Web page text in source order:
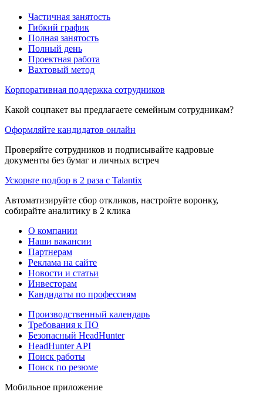
Частичная занятость
Гибкий график
Полная занятость
Полный день
Проектная работа
Вахтовый метод
Корпоративная поддержка сотрудников
Какой соцпакет вы предлагаете семейным сотрудникам?
Оформляйте кандидатов онлайн
Проверяйте сотрудников и подписывайте кадровые
документы без бумаг и личных встреч
Ускорьте подбор в 2 раза с Talantix
Автоматизируйте сбор откликов, настройте воронку,
собирайте аналитику в 2 клика
О компании
Наши вакансии
Партнерам
Реклама на сайте
Новости и статьи
Инвесторам
Кандидаты по профессиям
Производственный календарь
Требования к ПО
Безопасный HeadHunter
HeadHunter API
Поиск работы
Поиск по резюме
Мобильное приложение